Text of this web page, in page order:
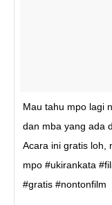
Mau tahu mpo lagi
dan mba yang ada
Acara ini gratis loh,
mpo #ukirankata
#gratis #nontonfilm